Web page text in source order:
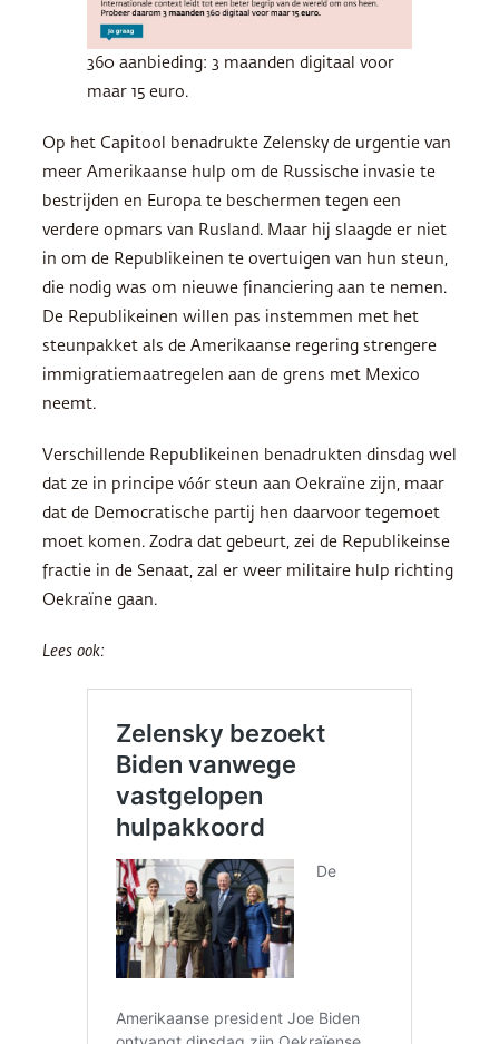
360 aanbieding: 3 maanden digitaal voor
maar 15 euro.
Op het Capitool benadrukte Zelensky de urgentie van
meer Amerikaanse hulp om de Russische invasie te
bestrijden en Europa te beschermen tegen een
verdere opmars van Rusland. Maar hij slaagde er niet
in om de Republikeinen te overtuigen van hun steun,
die nodig was om nieuwe financiering aan te nemen.
De Republikeinen willen pas instemmen met het
steunpakket als de Amerikaanse regering strengere
immigratiemaatregelen aan de grens met Mexico
neemt.
Verschillende Republikeinen benadrukten dinsdag wel
dat ze in principe vóór steun aan Oekraïne zijn, maar
dat de Democratische partij hen daarvoor tegemoet
moet komen. Zodra dat gebeurt, zei de Republikeinse
fractie in de Senaat, zal er weer militaire hulp richting
Oekraïne gaan.
Lees ook: